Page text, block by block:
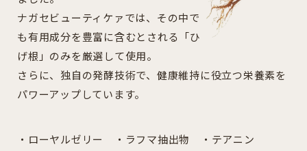
ナガセビューティケァでは、その中で
も有用成分を豊富に含むとされる「ひ
げ根」のみを厳選して使用。
さらに、独自の発酵技術で、健康維持に役立つ栄養素を
パワーアップしています。
・ローヤルゼリー ・ラフマ抽出物 ・テアニン